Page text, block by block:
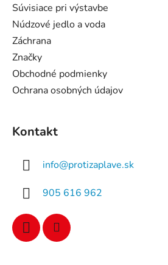
Súvisiace pri výstavbe
Núdzové jedlo a voda
Záchrana
Značky
Obchodné podmienky
Ochrana osobných údajov
Kontakt
info@protizaplave.sk
905 616 962